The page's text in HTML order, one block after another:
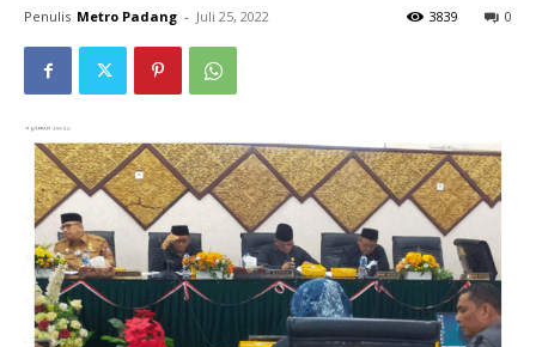
Penulis Metro Padang - Juli 25, 2022 0
3839